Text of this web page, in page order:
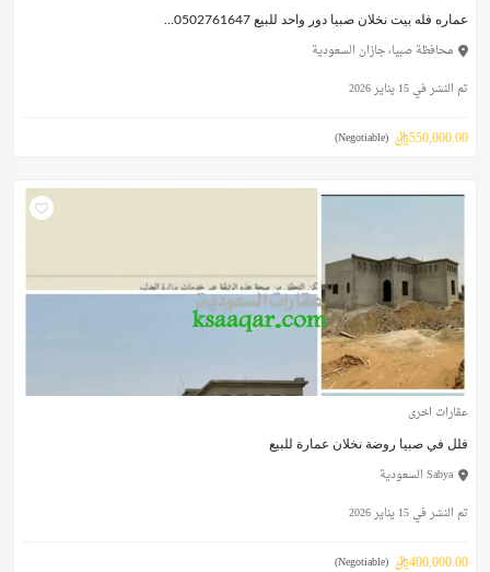
عماره فله بيت نخلان صبيا دور واحد للبيع 0502761647...
محافظة صبيا، جازان السعودية
تم النشر في 15 يناير 2026
550,000.00ريال (Negotiable)
عقارات اخرى
فلل في صبيا روضة نخلان عمارة للبيع
Sabya السعودية
تم النشر في 15 يناير 2026
400,000.00ريال (Negotiable)